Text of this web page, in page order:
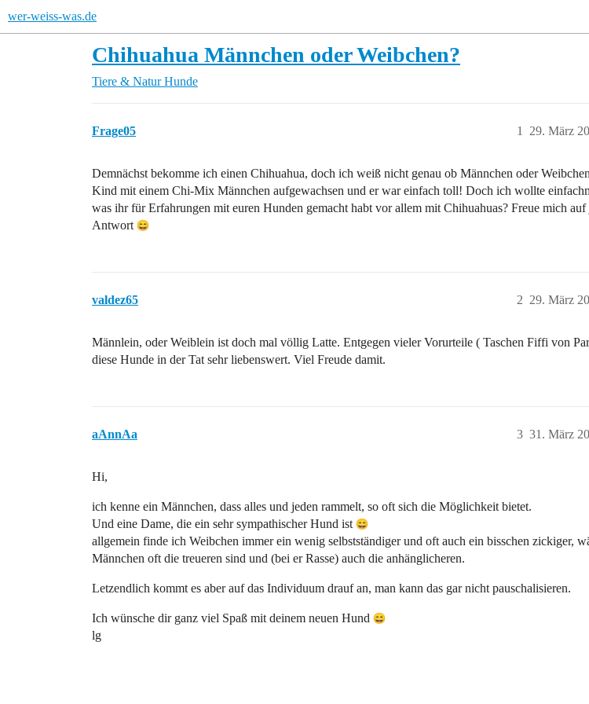
wer-weiss-was.de
Chihuahua Männchen oder Weibchen?
Tiere & Natur Hunde
Frage05 29. März
1
Demnächst bekomme ich einen Chihuahua, doch ich weiß nicht genau ob Männchen oder
Kind mit einem Chi-Mix Männchen aufgewachsen und er war einfach toll! Doch ich wollte
was ihr für Erfahrungen mit euren Hunden gemacht habt vor allem mit Chihuahuas? Freue mich auf
Antwort
valdez65 29. März
2
Männlein, oder Weiblein ist doch mal völlig Latte. Entgegen vieler Vorurteile ( Taschen Fiffi von
diese Hunde in der Tat sehr liebenswert. Viel Freude damit.
aAnnAa 31. März
3
Hi,
ich kenne ein Männchen, dass alles und jeden rammelt, so oft sich die Möglichkeit bietet.
Und eine Dame, die ein sehr sympathischer Hund ist
allgemein finde ich Weibchen immer ein wenig selbstständiger und oft auch ein bisschen zickiger,
Männchen oft die treueren sind und (bei er Rasse) auch die anhänglicheren.
Letzendlich kommt es aber auf das Individuum drauf an, man kann das gar nicht pauschalisieren.
Ich wünsche dir ganz viel Spaß mit deinem neuen Hund
lg